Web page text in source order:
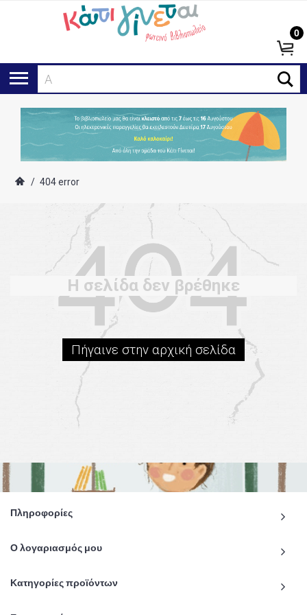
Ανα
0
/ 404 error
Η σελίδα δεν βρέθηκε
Πήγαινε στην αρχική σελίδα
Πληροφορίες
Ο λογαριασμός μου
Κατηγορίες προϊόντων